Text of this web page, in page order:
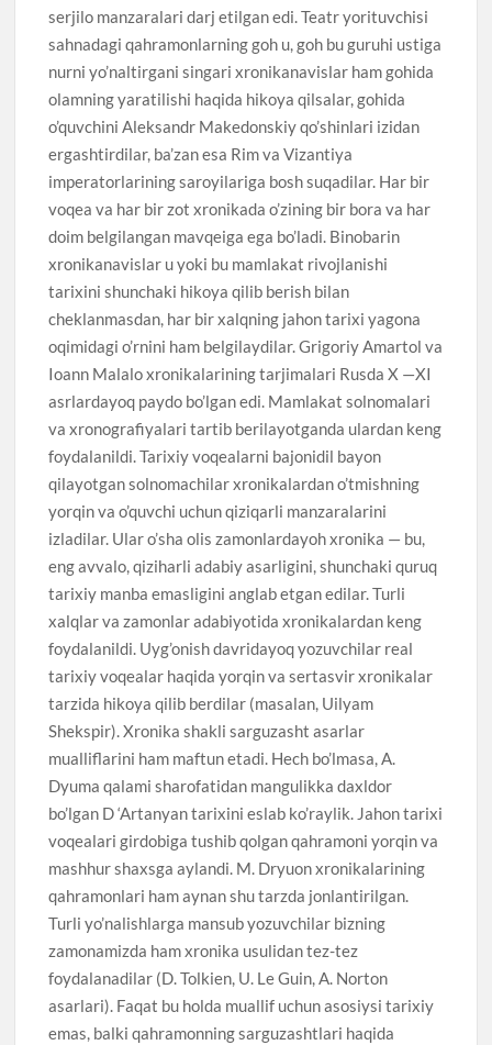
serjilo manzaralari darj etilgan edi. Teatr yorituvchisi
sahnadagi qahramonlarning goh u, goh bu guruhi ustiga
nurni yo’naltirgani singari xronikanavislar ham gohida
olamning yaratilishi haqida hikoya qilsalar, gohida
o’quvchini Aleksandr Makedonskiy qo’shinlari izidan
ergashtirdilar, ba’zan esa Rim va Vizantiya
imperatorlarining saroyilariga bosh suqadilar. Har bir
voqea va har bir zot xronikada o’zining bir bora va har
doim belgilangan mavqeiga ega bo’ladi. Binobarin
xronikanavislar u yoki bu mamlakat rivojlanishi
tarixini shunchaki hikoya qilib berish bilan
cheklanmasdan, har bir xalqning jahon tarixi yagona
oqimidagi o’rnini ham belgilaydilar. Grigoriy Amartol va
Ioann Malalo xronikalarining tarjimalari Rusda X —XI
asrlardayoq paydo bo’lgan edi. Mamlakat solnomalari
va xronografiyalari tartib berilayotganda ulardan keng
foydalanildi. Tarixiy voqealarni bajonidil bayon
qilayotgan solnomachilar xronikalardan o’tmishning
yorqin va o’quvchi uchun qiziqarli manzaralarini
izladilar. Ular o’sha olis zamonlardayoh xronika — bu,
eng avvalo, qiziharli adabiy asarligini, shunchaki quruq
tarixiy manba emasligini anglab etgan edilar. Turli
xalqlar va zamonlar adabiyotida xronikalardan keng
foydalanildi. Uyg’onish davridayoq yozuvchilar real
tarixiy voqealar haqida yorqin va sertasvir xronikalar
tarzida hikoya qilib berdilar (masalan, Uilyam
Shekspir). Xronika shakli sarguzasht asarlar
mualliflarini ham maftun etadi. Hech bo’lmasa, A.
Dyuma qalami sharofatidan mangulikka daxldor
bo’lgan D ‘Artanyan tarixini eslab ko’raylik. Jahon tarixi
voqealari girdobiga tushib qolgan qahramoni yorqin va
mashhur shaxsga aylandi. M. Dryuon xronikalarining
qahramonlari ham aynan shu tarzda jonlantirilgan.
Turli yo’nalishlarga mansub yozuvchilar bizning
zamonamizda ham xronika usulidan tez-tez
foydalanadilar (D. Tolkien, U. Le Guin, A. Norton
asarlari). Faqat bu holda muallif uchun asosiysi tarixiy
emas, balki qahramonning sarguzashtlari haqida